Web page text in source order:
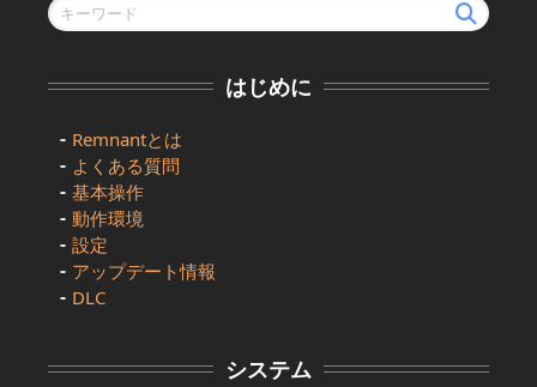
はじめに
Remnantとは
よくある質問
基本操作
動作環境
設定
アップデート情報
DLC
システム